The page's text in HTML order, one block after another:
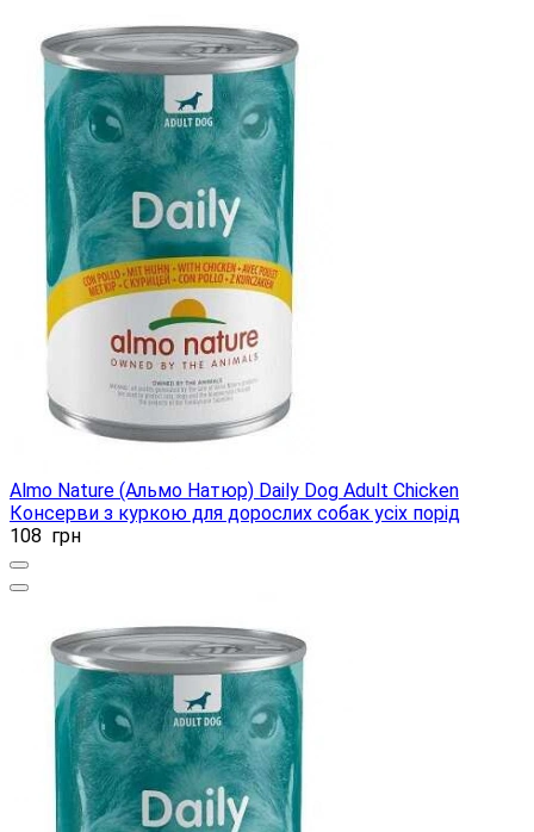
Almo Nature (Альмо Натюр) Daily Dog Adult Chicken
Консерви з куркою для дорослих собак усіх порід
108 грн